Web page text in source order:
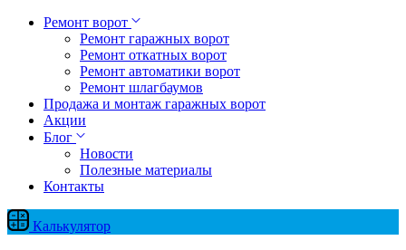
Ремонт ворот
Ремонт гаражных ворот
Ремонт откатных ворот
Ремонт автоматики ворот
Ремонт шлагбаумов
Продажа и монтаж гаражных ворот
Акции
Блог
Новости
Полезные материалы
Контакты
Калькулятор